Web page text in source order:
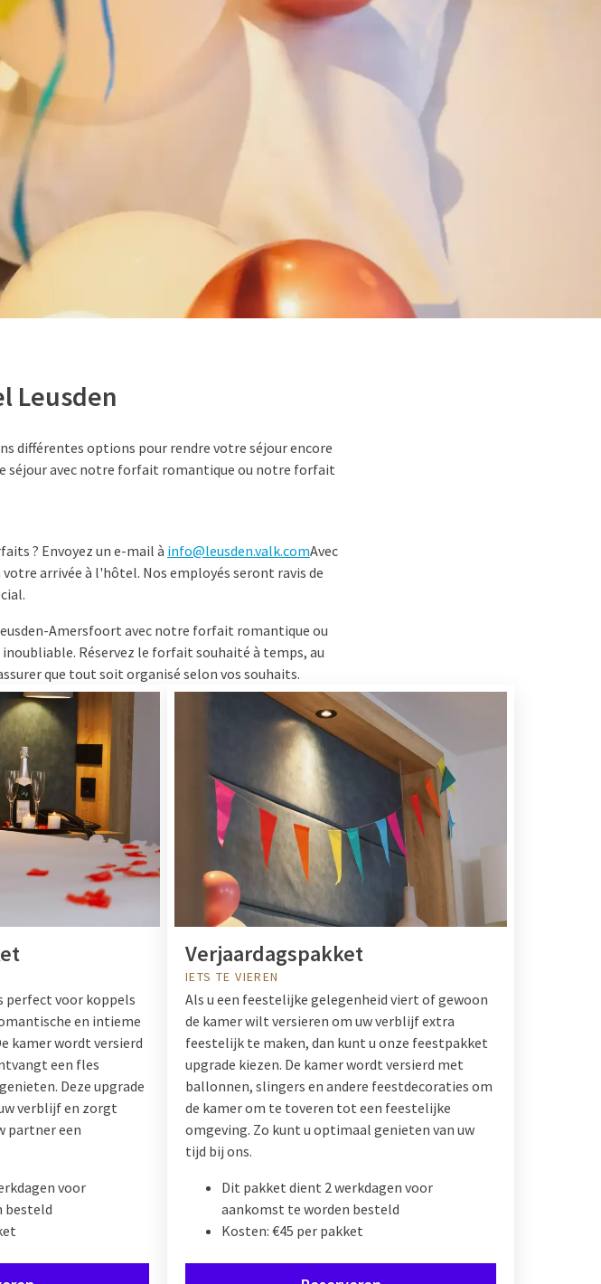
Leusden
différentes options pour rendre votre séjour encore
séjour avec notre forfait romantique ou notre forfait
? Envoyez un e-mail à info@leusden.valk.comAvec
arrivée à l'hôtel. Nos employés seront ravis de
Amersfoort avec notre forfait romantique ou
Réservez le forfait souhaité à temps, au
que tout soit organisé selon vos souhaits.
perfect voor koppels
en intieme
kamer wordt versierd
een fles
Deze upgrade
verblijf en zorgt
partner een
voor
besteld
Verjaardagspakket
IETS TE VIEREN
Als u een feestelijke gelegenheid viert of gewoon
de kamer wilt versieren om uw verblijf extra
feestelijk te maken, dan kunt u onze feestpakket
upgrade kiezen. De kamer wordt versierd met
ballonnen, slingers en andere feestdecoraties om
de kamer om te toveren tot een feestelijke
omgeving. Zo kunt u optimaal genieten van uw
tijd bij ons.
Dit pakket dient 2 werkdagen voor
aankomst te worden besteld
Kosten: €45 per pakket